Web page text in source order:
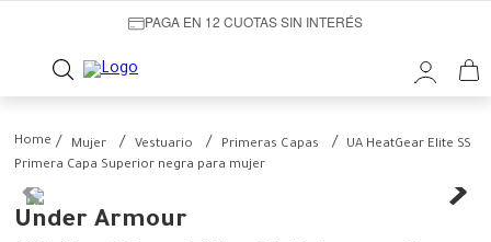
PAGA EN 12 CUOTAS SIN INTERÉS
Mujer Vestuario Primeras Capas
UA HeatGear Elite SS
Primera Capa Superior negra para mujer
Under Armour